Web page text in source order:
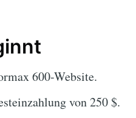
600-Website.
von 250 $.